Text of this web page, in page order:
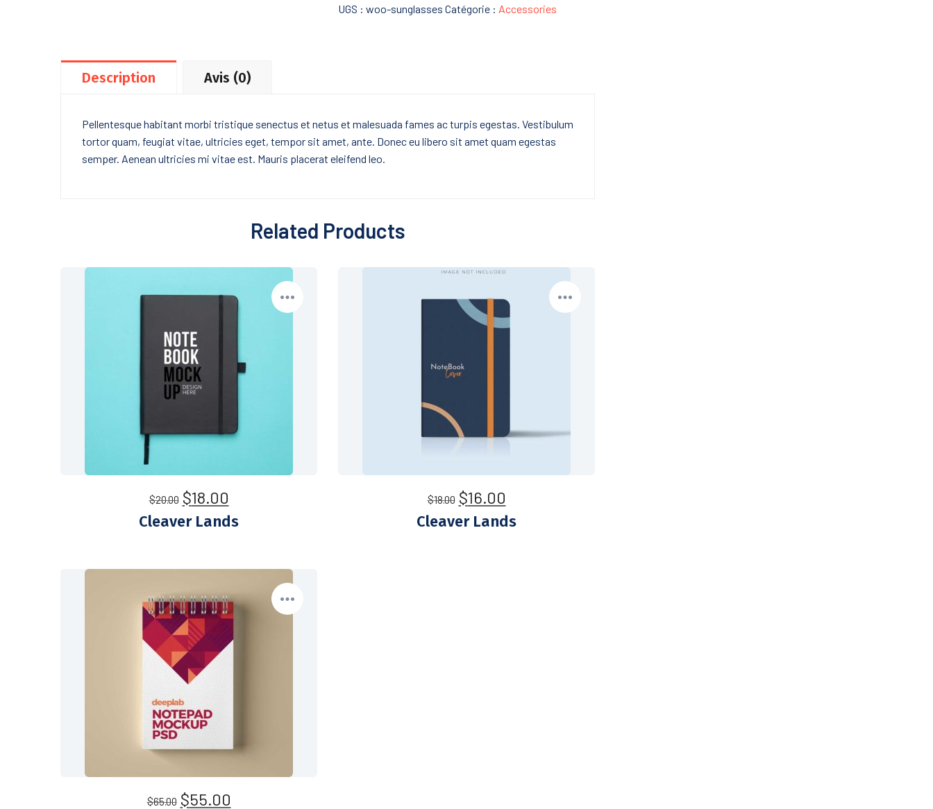
of
UGS : woo-sunglasses Catégorie : Accessories
Description Avis (0)
Pellentesque habitant morbi tristique senectus et netus et malesuada fames ac turpis egestas. Vestibulum
tortor quam, feugiat vitae, ultricies eget, tempor sit amet, ante. Donec eu libero sit amet quam egestas
semper. Aenean ultricies mi vitae est. Mauris placerat eleifend leo.
Related Products
$20.00 $18.00
Cleaver Lands
$18.00 $16.00
Cleaver Lands
$65.00 $55.00